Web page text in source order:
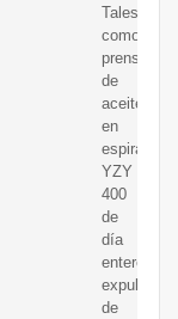
Tales
como:
prensa
de
aceite
en
espiral
YZY
400
de
día
entero,
expulsor
de